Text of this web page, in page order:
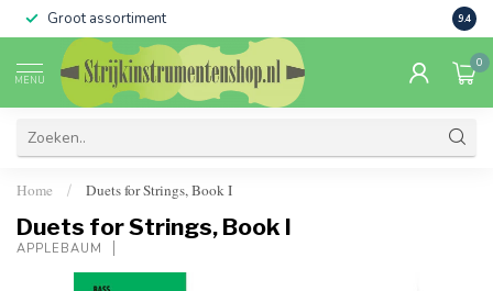
Groot assortiment 9.4
MENU
0
Home / Duets for Strings, Book I
Duets for Strings, Book I
APPLEBAUM